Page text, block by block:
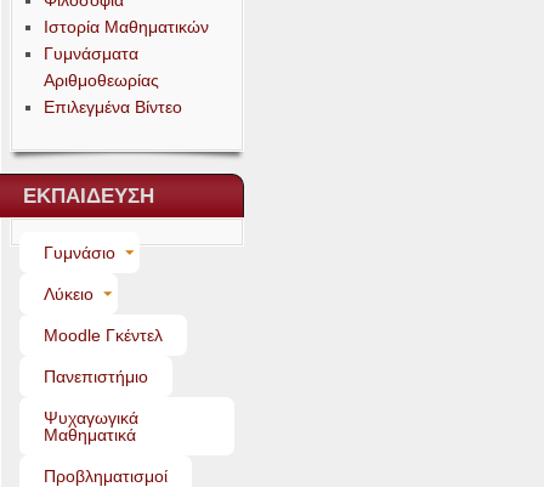
Ιστορία Μαθηματικών
Γυμνάσματα
Αριθμοθεωρίας
Επιλεγμένα Βίντεο
ΕΚΠΑΙΔΕΥΣΗ
Γυμνάσιο
Λύκειο
Moo­dle Γκέντελ
Πανεπιστήμιο
Ψυχαγωγικά
Μαθηματικά
Προβληματισμοί